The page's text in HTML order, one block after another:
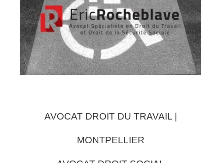
AVOCAT DROIT DU TRAVAIL |
MONTPELLIER